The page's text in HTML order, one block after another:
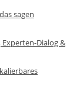
sagen
Experten-Dialog &